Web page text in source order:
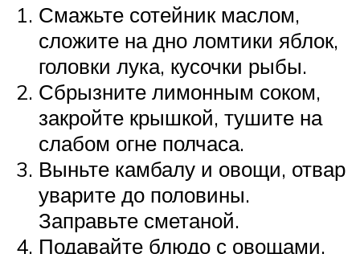
Смажьте сотейник маслом,
сложите на дно ломтики яблок,
головки лука, кусочки рыбы.
Сбрызните лимонным соком,
закройте крышкой, тушите на
слабом огне полчаса.
Выньте камбалу и овощи, отвар
уварите до половины.
Заправьте сметаной.
Подавайте блюдо с овощами,